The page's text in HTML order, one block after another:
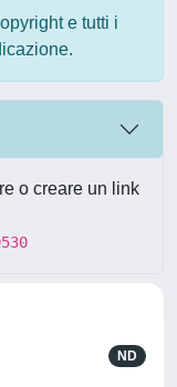
e tutti i
o creare un link
ND